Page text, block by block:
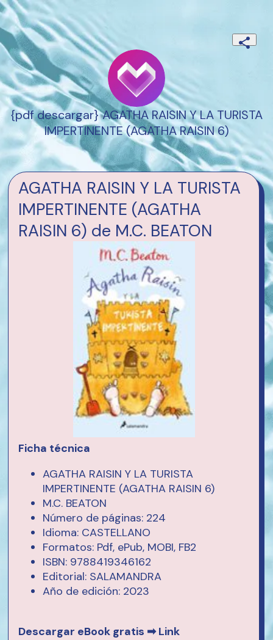
{pdf descargar} AGATHA RAISIN Y LA TURISTA
IMPERTINENTE (AGATHA RAISIN 6)
AGATHA RAISIN Y LA TURISTA
IMPERTINENTE (AGATHA
RAISIN 6) de M.C. BEATON
Ficha técnica
AGATHA RAISIN Y LA TURISTA
IMPERTINENTE (AGATHA RAISIN 6)
M.C. BEATON
Número de páginas: 224
Idioma: CASTELLANO
Formatos: Pdf, ePub, MOBI, FB2
ISBN: 9788419346162
Editorial: SALAMANDRA
Año de edición: 2023
Descargar eBook gratis ➡Link